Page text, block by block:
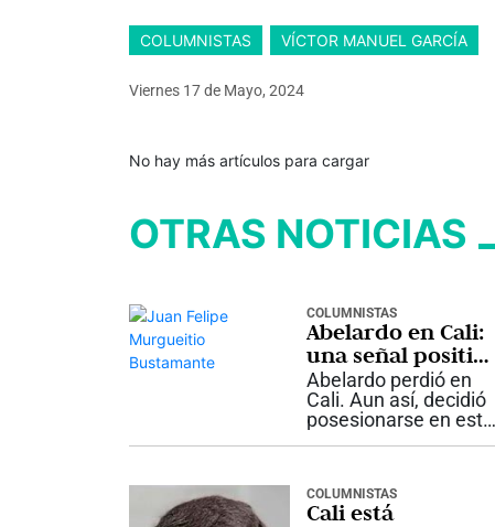
COLUMNISTAS VÍCTOR MANUEL GARCÍA
Viernes 17de Mayo, 2024
No hay más artículos para cargar
OTRAS NOTICIAS
COLUMNISTAS
Abelardo en Cali:
una señal positiva
y una agenda por
construir
Abelardo perdió en
Cali. Aun así, decidió
posesionarse en esta
ciudad. Ese gesto
el país que va a
gobernar. Por qué
COLUMNISTAS
Cali está